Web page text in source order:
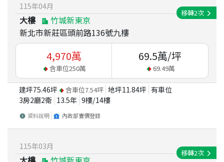
115年04月
大樓
竹城新東京
新北市新莊區頭前路136號九樓
移轉2次
4,970萬
含車位250萬
69.5萬/坪
69.49萬
建坪75.46坪 含車位7.54坪 地坪11.84坪 有車位
3房2廳2衛 13.5年 9樓/14樓
資料說明 內政部實價登錄
115年03月
移轉2次